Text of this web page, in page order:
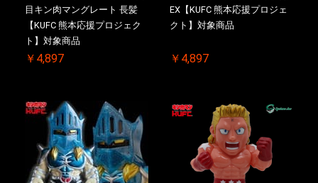
目キン肉マングレート 長髪
【KUFC 熊本応援プロジェク
ト】対象商品
￥4,897
EX【KUFC 熊本応援プロジェ
クト】対象商品
￥4,897